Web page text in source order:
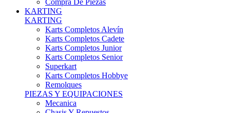
Compra De Piezas
KARTING
KARTING
Karts Completos Alevín
Karts Completos Cadete
Karts Completos Junior
Karts Completos Senior
Superkart
Karts Completos Hobbye
Remolques
PIEZAS Y EQUIPACIONES
Mecanica